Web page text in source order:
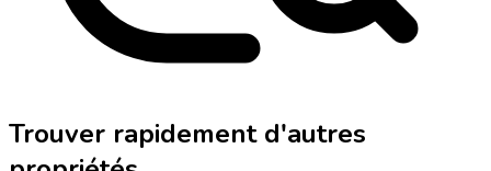
Trouver rapidement d'autres